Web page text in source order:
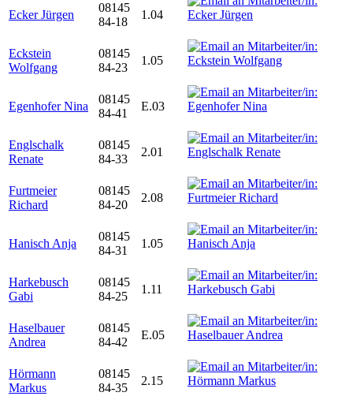
Ecker Jürgen
08145
84-18
1.04
Eckstein
Wolfgang
08145
84-23
1.05
Egenhofer Nina
08145
84-41
E.03
Englschalk
Renate
08145
84-33
2.01
Furtmeier
Richard
08145
84-20
2.08
Hanisch Anja
08145
84-31
1.05
Harkebusch
Gabi
08145
84-25
1.11
Haselbauer
Andrea
08145
84-42
E.05
Hörmann
Markus
08145
84-35
2.15